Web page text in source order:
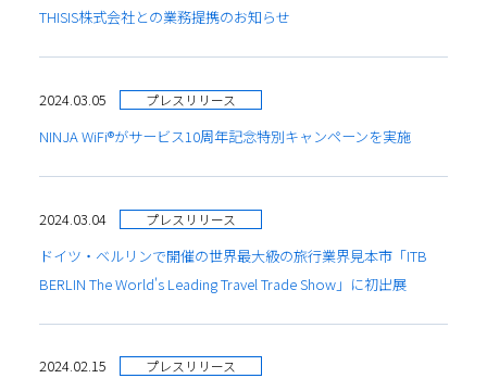
THISIS株式会社との業務提携のお知らせ
2024.03.05 プレスリリース
NINJA WiFi®がサービス10周年記念特別キャンペーンを実施
2024.03.04 プレスリリース
ドイツ・ベルリンで開催の世界最大級の旅行業界見本市「ITB
BERLIN The World's Leading Travel Trade Show」に初出展
2024.02.15 プレスリリース